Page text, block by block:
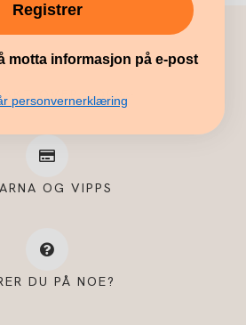
OVER 1.000,-
OG VIPPS
DU PÅ NOE?
Registrer
motta informasjon på e-post
personvernerklæring